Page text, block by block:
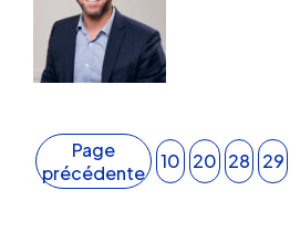
Page
précédente
10 20 28 29